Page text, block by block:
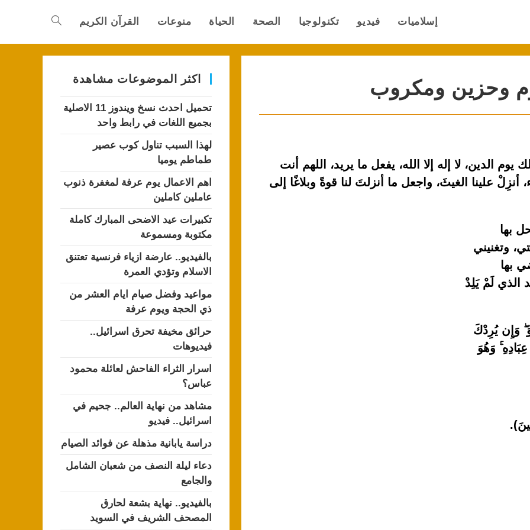
إسلاميات فيديو تكنولوجيا الصحة الحياة منوعات القرآن الكريم Toggle
وحزين ومكروب
الدين، لا إله إلا الله، يفعل ما يريد، اللهم أنت
أنزِلْ علينا الغيثَ، واجعل ما أنزلتَ لنا قوةً وبلاغًا إلى
بها
وتغنيني
بها
الذي لَمْ يَلِدْ
وَإِن يُرِدْكَ
وَهُوَ
اكثر الموضوعات مشاهدة
تحميل احدث نسخ ويندوز 11 الاصلية
بجميع اللغات في رابط واحد
لهذا السبب تناول كوب عصير
طماطم يوميا
اهم الاعمال يوم عرفة لمغفرة ذنوب
عاملين كاملين
تكبيرات عيد الاضحى المبارك كاملة
مكتوبة ومسموعة
بالفيديو.. عارضة ازياء فرنسية تعتنق
الاسلام وتؤدي العمرة
مواعيد وفضل صيام ايام العشر من
ذي الحجة ويوم عرفة
حرائق مخيفة تحرق اسرائيل..
فيديوهات
اسرار الثراء الفاحش لعائلة محمود
عباس؟
مشاهد من نهاية العالم.. جحيم في
اسرائيل.. فيديو
دراسة يابانية مذهلة عن فوائد الصيام
دعاء ليلة النصف من شعبان الشامل
والجامع
بالفيديو.. نهاية بشعة لحارق
المصحف الشريف في السويد